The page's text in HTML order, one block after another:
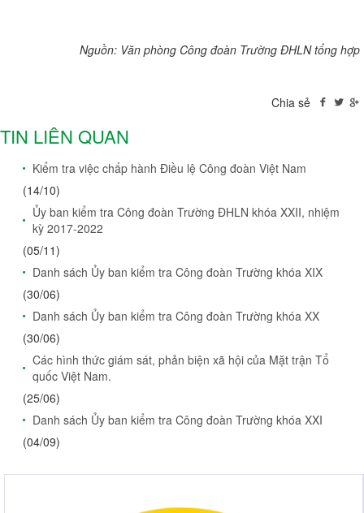
Nguồn: Văn phòng Công đoàn Trường ĐHLN tổng hợp
Chia sẻ
TIN LIÊN QUAN
Kiểm tra việc chấp hành Điều lệ Công đoàn Việt Nam
(14/10)
Ủy ban kiểm tra Công đoàn Trường ĐHLN khóa XXII, nhiệm
kỳ 2017-2022
(05/11)
Danh sách Ủy ban kiểm tra Công đoàn Trường khóa XIX
(30/06)
Danh sách Ủy ban kiểm tra Công đoàn Trường khóa XX
(30/06)
Các hình thức giám sát, phản biện xã hội của Mặt trận Tổ
quốc Việt Nam.
(25/06)
Danh sách Ủy ban kiểm tra Công đoàn Trường khóa XXI
(04/09)